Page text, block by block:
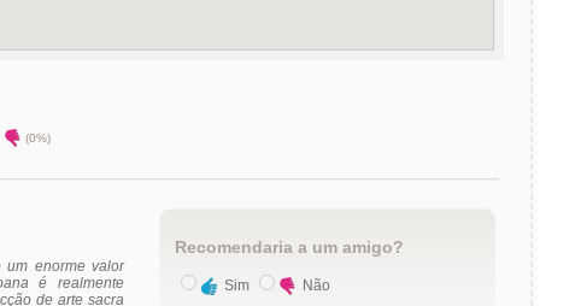
(0%)
um enorme valor
é realmente
de arte sacra
Recomendaria a um amigo?
Sim Não